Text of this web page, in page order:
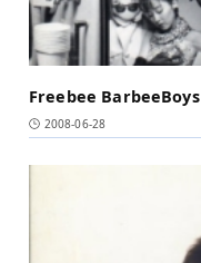
Freebee BarbeeBoys
2008-06-28